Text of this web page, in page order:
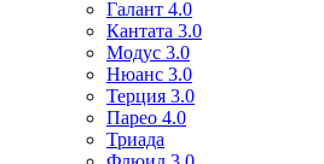
Галант 4.0
Кантата 3.0
Модус 3.0
Нюанс 3.0
Терция 3.0
Парео 4.0
Триада